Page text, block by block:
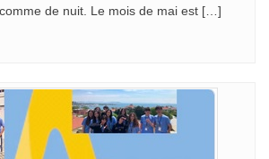
de nuit. Le mois de mai est […]